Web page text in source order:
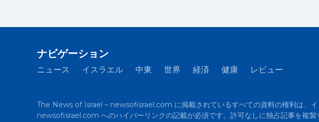
ナビゲーション
ニュース イスラエル 中東 世界 経済 健康 レビュー
The News of Israel – newsofisrael.com に掲載されているすべての資料の権利は、
newsofisrael.com へのハイパーリンクの記載が必須です。許可なしに独占記事を複